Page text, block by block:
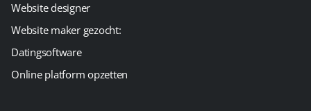
Website designer
Website maker gezocht:
Datingsoftware
Online platform opzetten